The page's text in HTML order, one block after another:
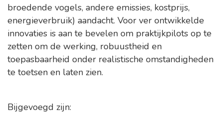
broedende vogels, andere emissies, kostprijs,
energieverbruik) aandacht. Voor ver ontwikkelde
innovaties is aan te bevelen om praktijkpilots op te
zetten om de werking, robuustheid en
toepasbaarheid onder realistische omstandigheden
te toetsen en laten zien.
Bijgevoegd zijn: